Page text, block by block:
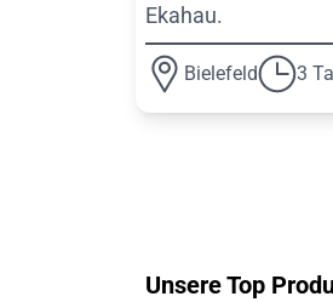
Ekahau.
Bielefeld 3
Unsere Top